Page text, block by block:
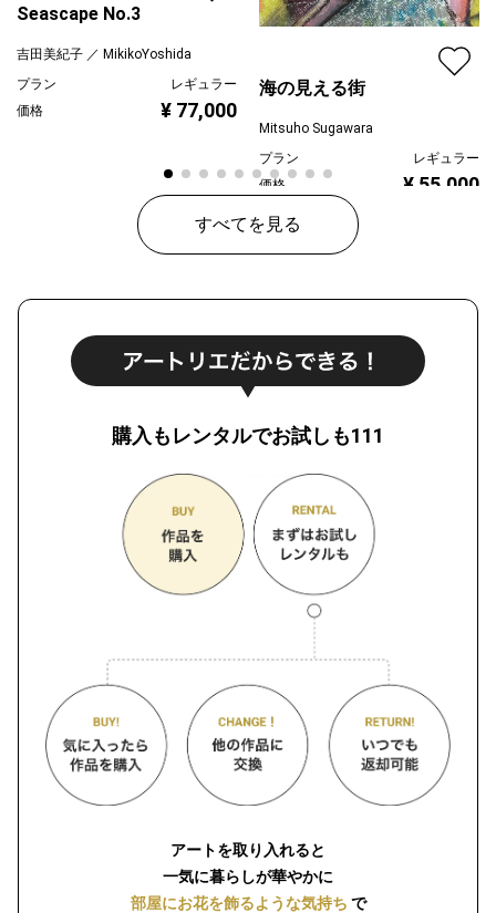
Seascape No.3
吉田美紀子 ／ MikikoYoshida
プラン
レギュラー
価格
¥ 77,000
海の見える街
Mitsuho Sugawara
プラン
レギュラー
価格
¥ 55,000
すべてを見る
購入もレンタルでお試しも111
アートを取り入れると
一気に暮らしが華やかに
部屋にお花を飾るような気持ち で